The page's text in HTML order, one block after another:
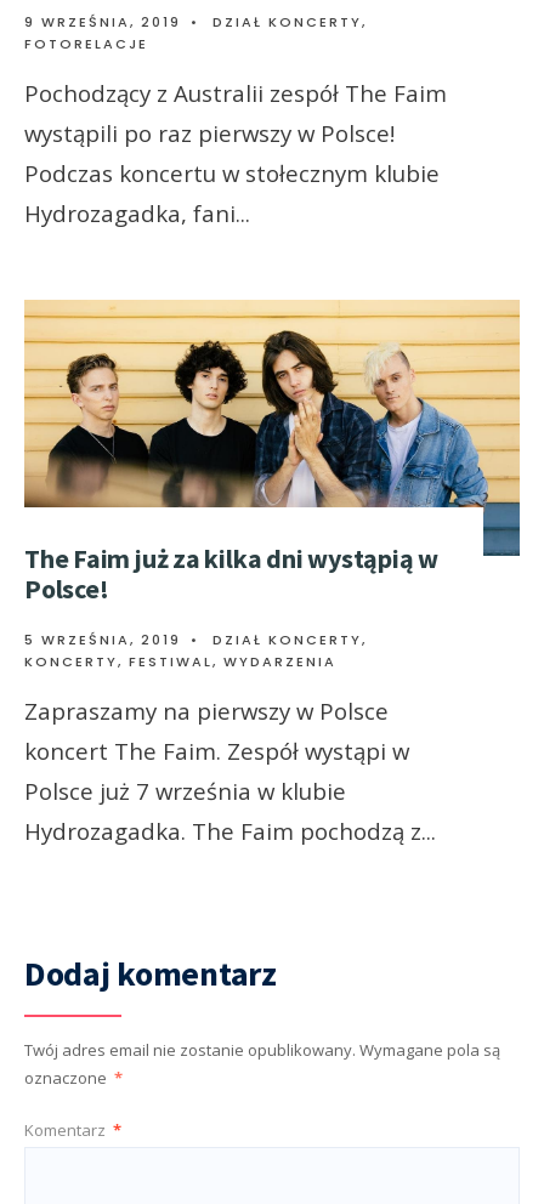
9 WRZEŚNIA, 2019 • DZIAŁ KONCERTY,
FOTORELACJE
Pochodzący z Australii zespół The Faim
wystąpili po raz pierwszy w Polsce!
Podczas koncertu w stołecznym klubie
Hydrozagadka, fani...
The Faim już za kilka dni wystąpią w
Polsce!
5 WRZEŚNIA, 2019 • DZIAŁ KONCERTY,
KONCERTY, FESTIWAL, WYDARZENIA
Zapraszamy na pierwszy w Polsce
koncert The Faim. Zespół wystąpi w
Polsce już 7 września w klubie
Hydrozagadka. The Faim pochodzą z...
Dodaj komentarz
Twój adres email nie zostanie opublikowany. Wymagane pola są
oznaczone *
Komentarz *